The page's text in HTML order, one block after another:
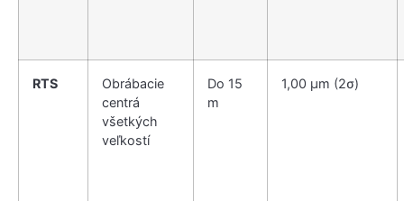
RTS
Obrábacie
centrá
všetkých
veľkostí
Do 15
m
1,00 µm (2σ)